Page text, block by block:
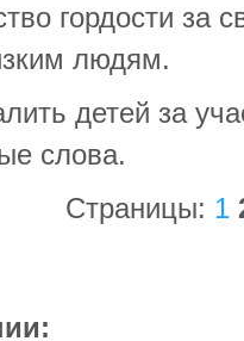
гордости за
людям.
детей за
слова.
Страницы: 1